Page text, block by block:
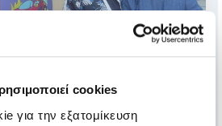
cookies
για την εξατομίκευση
την ΕΛΕΠΑΠ Αγρινίου